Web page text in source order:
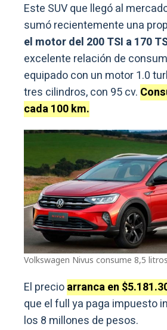
Este SUV que llegó al
sumó recientemente una
el motor del 200 TSI a 170
excelente relación de
equipado con un motor 1.0
tres cilindros, con 95 cv.
cada 100 km.
Volkswagen Nivus consume 8,5
El precioarranca en
que el full ya paga impuesto
los 8 millones de pesos.